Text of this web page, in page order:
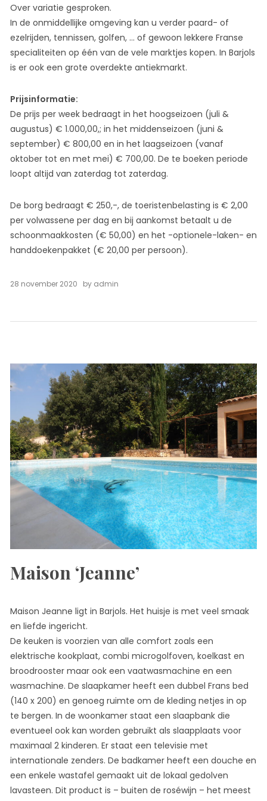
Over variatie gesproken.
In de onmiddellijke omgeving kan u verder paard- of
ezelrijden, tennissen, golfen, … of gewoon lekkere Franse
specialiteiten op één van de vele marktjes kopen. In Barjols
is er ook een grote overdekte antiekmarkt.
Prijsinformatie:
De prijs per week bedraagt in het hoogseizoen (juli &
augustus) € 1.000,00,; in het middenseizoen (juni &
september) € 800,00 en in het laagseizoen (vanaf
oktober tot en met mei) € 700,00. De te boeken periode
loopt altijd van zaterdag tot zaterdag.
De borg bedraagt € 250,-, de toeristenbelasting is € 2,00
per volwassene per dag en bij aankomst betaalt u de
schoonmaakkosten (€ 50,00) en het -optionele-laken- en
handdoekenpakket (€ 20,00 per persoon).
28 november 2020 by admin
Maison ‘Jeanne’
Maison Jeanne ligt in Barjols. Het huisje is met veel smaak
en liefde ingericht.
De keuken is voorzien van alle comfort zoals een
elektrische kookplaat, combi microgolfoven, koelkast en
broodrooster maar ook een vaatwasmachine en een
wasmachine. De slaapkamer heeft een dubbel Frans bed
(140 x 200) en genoeg ruimte om de kleding netjes in op
te bergen. In de woonkamer staat een slaapbank die
eventueel ook kan worden gebruikt als slaapplaats voor
maximaal 2 kinderen. Er staat een televisie met
internationale zenders. De badkamer heeft een douche en
een enkele wastafel gemaakt uit de lokaal gedolven
lavasteen. Dit product is – buiten de roséwijn – het meest